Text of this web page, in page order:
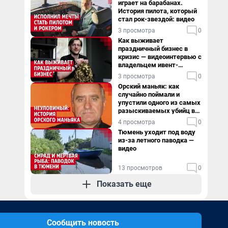
играет на барабанах.
История пилота, который
стал рок-звездой: видео
3 просмотра 0
Как выживает
праздничный бизнес в
кризис — видеоинтервью с
владельцем ивент-
агентства
3 просмотра 0
Орский маньяк: как
случайно поймали и
упустили одного из самых
разыскиваемых убийц в
России. Видео
4 просмотра 0
Тюмень уходит под воду
из-за летного паводка —
видео
13 просмотров 0
Показать еще
Сообщить новость